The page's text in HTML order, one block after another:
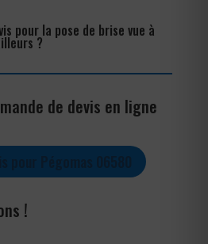
pour la pose de brise vue à
?
de devis en ligne
!